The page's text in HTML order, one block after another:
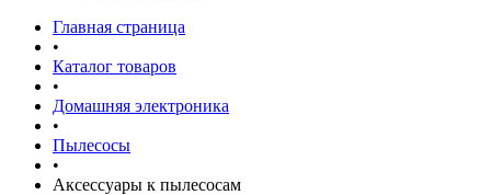
Главная страница
•
Каталог товаров
•
Домашняя электроника
•
Пылесосы
•
Аксессуары к пылесосам